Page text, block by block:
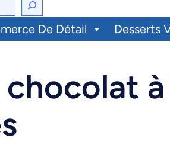
De Détail Desserts
chocolat